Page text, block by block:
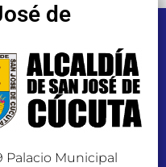
de
Palacio Municipal